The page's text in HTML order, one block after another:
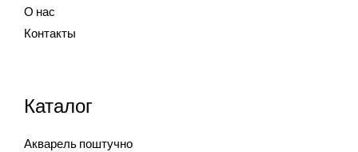
О нас
Контакты
Каталог
Акварель поштучно